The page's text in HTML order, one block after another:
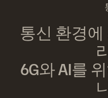
통신 환경
6G와 AI를